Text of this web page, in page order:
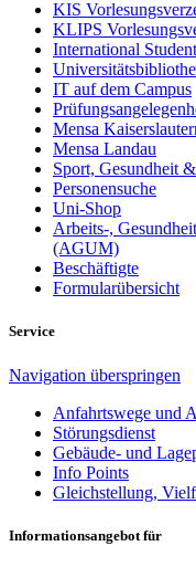
KIS
KLIPS
International
IT auf dem Campus
Mensa
Mensa Landau
Sport, Gesundheit
Personensuche
Uni-Shop
Arbeits-,
(AGUM)
Beschäftigte
Formularübersicht
Service
Navigation überspringen
Anfahrtswege und
Störungsdienst
Gebäude- und
Info Points
Gleichstellung,
Informationsangebot für